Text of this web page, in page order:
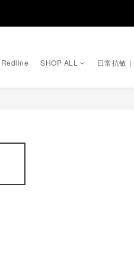
Redline SHOP ALL 日常抗敏